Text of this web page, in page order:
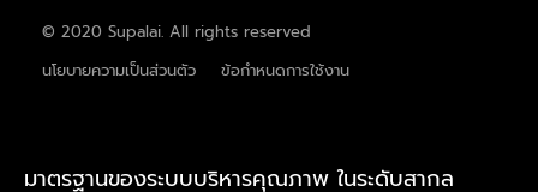
© 2020 Supalai. All rights reserved
นโยบายความเป็นส่วนตัว
ข้อกำหนดการใช้งาน
มาตรฐานของระบบบริหารคุณภาพ ในระดับสากล